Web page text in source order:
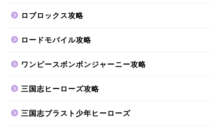
ロブロックス攻略
ロードモバイル攻略
ワンピースボンボンジャーニー攻略
三国志ヒーローズ攻略
三国志ブラスト少年ヒーローズ